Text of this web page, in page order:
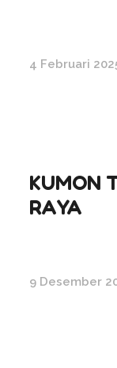
4 Februari
KUMON
RAYA
9 Desember